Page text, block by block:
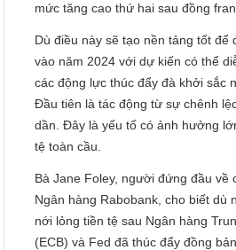
mức tăng cao thứ hai sau đồng
Dù điều này sẽ tạo nền tảng tốt để
vào năm 2024 với dự kiến có thể
các động lực thúc đẩy đà khởi sắc
Đầu tiên là tác động từ sự chênh
dần. Đây là yếu tố có ảnh hưởng
tệ toàn cầu.
Bà Jane Foley, người đứng đầu về
Ngân hàng Rabobank, cho biết dù
nới lỏng tiền tệ sau Ngân hàng
(ECB) và Fed đã thúc đẩy đồng